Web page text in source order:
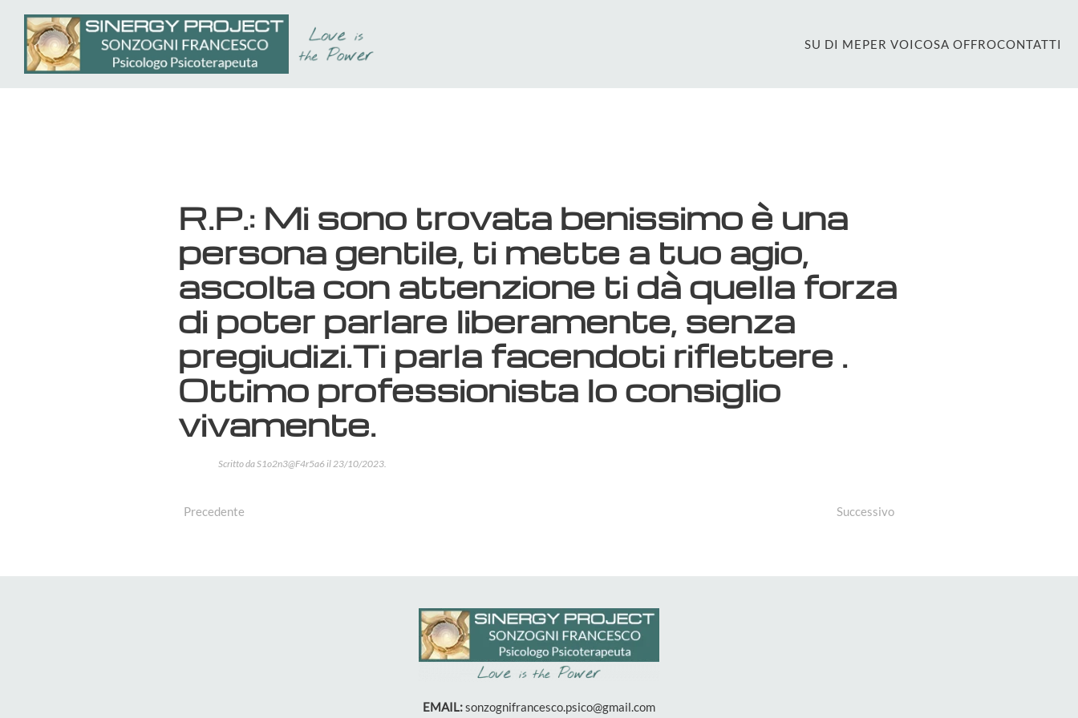
Passa
al
SU DI MEPER VOICOSA OFFROCONTATTI
R.P.: Mi sono trovata benissimo è una
persona gentile, ti mette a tuo agio,
ascolta con attenzione ti dà quella forza
di poter parlare liberamente, senza
pregiudizi.Ti parla facendoti riflettere .
Ottimo professionista lo consiglio
vivamente.
Scritto daS1o2n3@F4r5a6il23/10/2023.
Precedente Successivo
EMAIL:sonzognifrancesco.psico@gmail.com